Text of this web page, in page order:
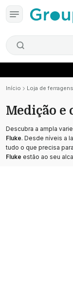
Início Loja de ferragens
Medição
Descubra a ampla
Fluke. Desde níveis a
tudo o que precisa
Fluke estão ao seu